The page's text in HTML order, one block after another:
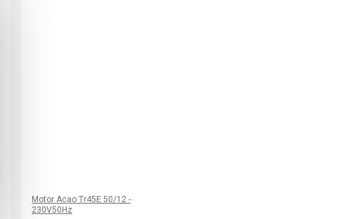
Motor Acao Tr45E 50/12 -
230V50Hz